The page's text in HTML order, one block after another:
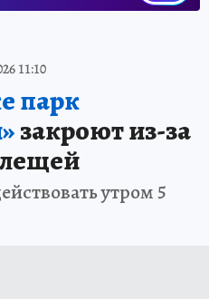
11:10
парк
закроют из-за
утром 5